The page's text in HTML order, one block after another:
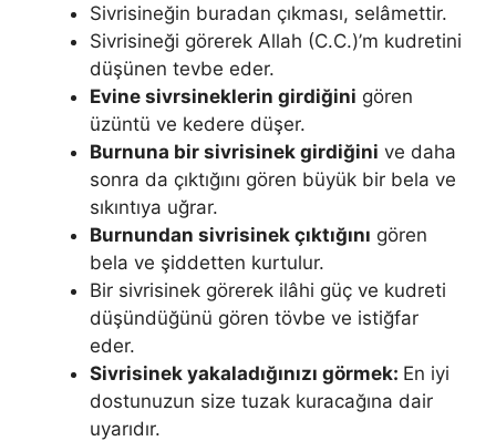
Sivrisineğin buradan çıkması, selâmettir.
Sivrisineği görerek Allah (C.C.)’m kudretini
düşünen tevbe eder.
Evine sivrsineklerin girdiğini gören
üzüntü ve kedere düşer.
Burnuna bir sivrisinek girdiğini ve daha
sonra da çıktığını gören bü­yük bir bela ve
sıkıntıya uğrar.
Burnundan sivrisinek çıktığını gören
bela ve şiddetten kurtulur.
Bir sivrisinek görerek ilâhi güç ve kudreti
düşündü­ğünü gören tövbe ve istiğfar
eder.
Sivrisinek yakaladığınızı görmek: En iyi
dostunuzun size tuzak kuracağına dair
uyarı­dır.